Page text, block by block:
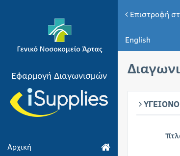
Εφαρμογή Διαγωνισμών
Αρχική
Επιστροφή
English